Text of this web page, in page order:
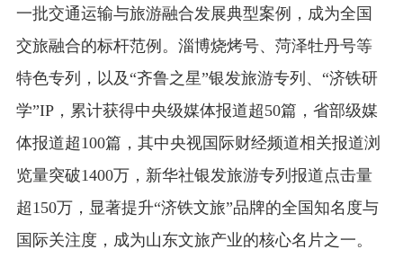
一批交通运输与旅游融合发展典型案例，成为全国
交旅融合的标杆范例。淄博烧烤号、菏泽牡丹号等
特色专列，以及“齐鲁之星”银发旅游专列、“济铁研
学”IP，累计获得中央级媒体报道超50篇，省部级媒
体报道超100篇，其中央视国际财经频道相关报道浏
览量突破1400万，新华社银发旅游专列报道点击量
超150万，显著提升“济铁文旅”品牌的全国知名度与
国际关注度，成为山东文旅产业的核心名片之一。